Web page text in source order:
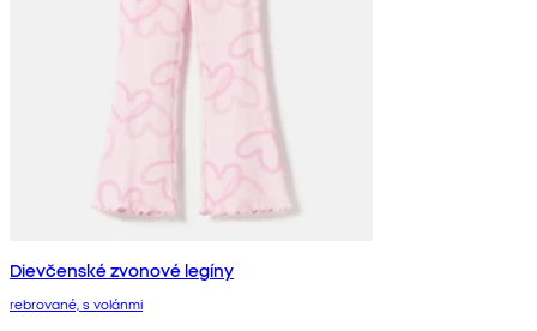
Dievčenské zvonové legíny
rebrované, s volánmi